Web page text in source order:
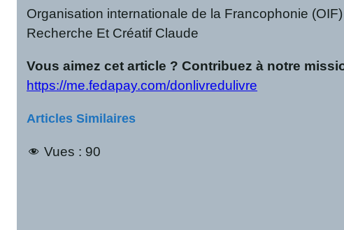
Organisation internationale de la Francophonie
Recherche Et Créatif Claude
Vous aimez cet article ? Contribuez à notre
https://me.fedapay.com/donlivredulivre
Articles Similaires
Vues : 90